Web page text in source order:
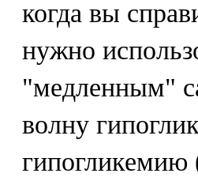
когда вы
нужно
"медленным"
волну
гипогликемию